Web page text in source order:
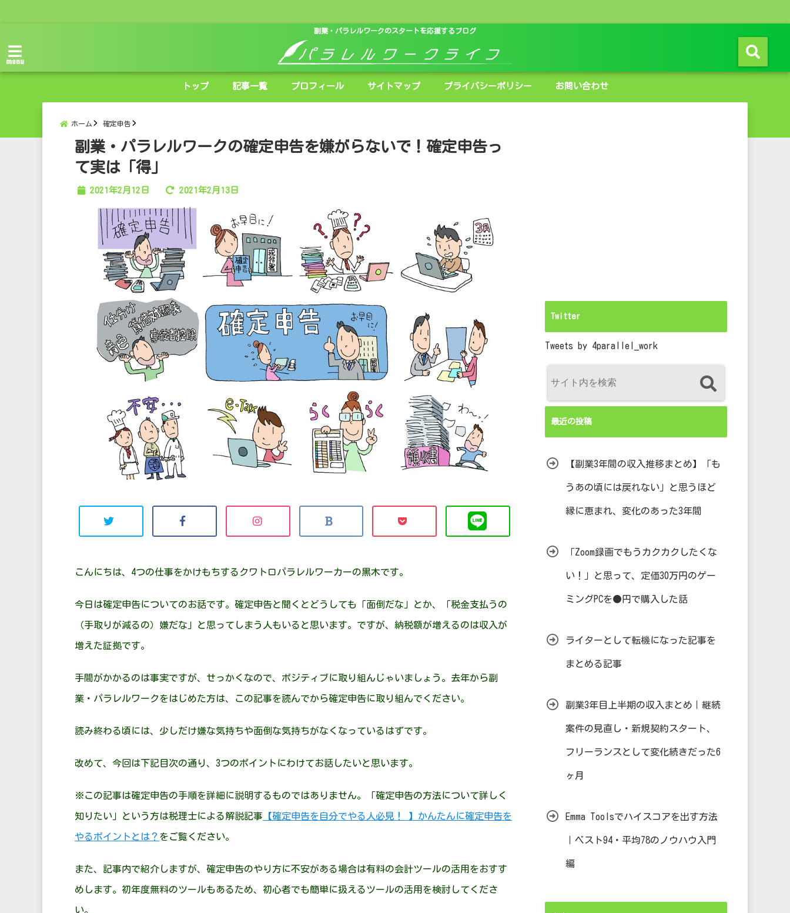
副業・パラレルワークのスタートを応援するブログ
menu
トップ 記事一覧 プロフィール サイトマップ プライバシーポリシー お問い合わせ
ホーム 確定申告
副業・パラレルワークの確定申告を嫌がらないで！確定申告っ
て実は「得」
2021年2月12日 2021年2月13日
こんにちは、4つの仕事をかけもちするクワトロパラレルワーカーの黒木です。
今日は確定申告についてのお話です。確定申告と聞くとどうしても「面倒だな」とか、「税金支払うの
（手取りが減るの）嫌だな」と思ってしまう人もいると思います。ですが、納税額が増えるのは収入が
増えた証拠です。
手間がかかるのは事実ですが、せっかくなので、ポジティブに取り組んじゃいましょう。去年から副
業・パラレルワークをはじめた方は、この記事を読んでから確定申告に取り組んでください。
読み終わる頃には、少しだけ嫌な気持ちや面倒な気持ちがなくなっているはずです。
改めて、今回は下記目次の通り、3つのポイントにわけてお話したいと思います。
※この記事は確定申告の手順を詳細に説明するものではありません。「確定申告の方法について詳しく
知りたい」という方は税理士による解説記事 【確定申告を自分でやる人必見！ 】かんたんに確定申告を
やるポイントとは？ をご覧ください。
また、記事内で紹介しますが、確定申告のやり方に不安がある場合は有料の会計ツールの活用をおすす
めします。初年度無料のツールもあるため、初心者でも簡単に扱えるツールの活用を検討してくださ
い。
Twitter
Tweets by 4parallel_work
最近の投稿
【副業3年間の収入推移まとめ】「も
うあの頃には戻れない」と思うほど
縁に恵まれ、変化のあった3年間
「Zoom録画でもうカクカクしたくな
い！」と思って、定価30万円のゲー
ミングPCを●円で購入した話
ライターとして転機になった記事を
まとめる記事
副業3年目上半期の収入まとめ｜継続
案件の見直し・新規契約スタート、
フリーランスとして変化続きだった6
ヶ月
Emma Toolsでハイスコアを出す方法
｜ベスト94・平均78のノウハウ入門
編